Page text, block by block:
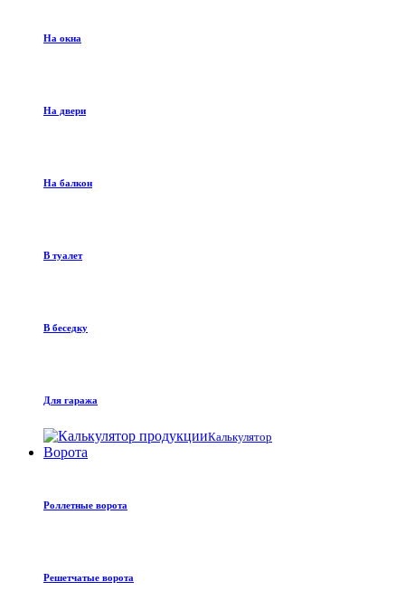
На окна
На двери
На балкон
В туалет
В беседку
Для гаража
Калькулятор
Ворота
Роллетные ворота
Решетчатые ворота